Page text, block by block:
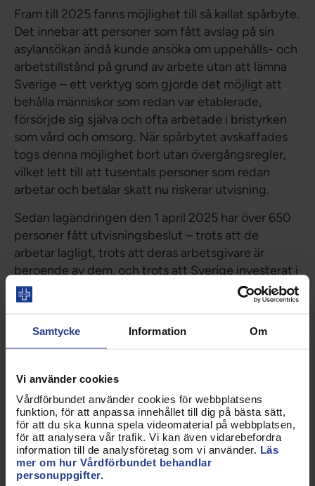
Samtycke Information Om
Vi använder cookies
Vårdförbundet använder cookies för webbplatsens
funktion, för att anpassa innehållet till dig på bästa sätt,
för att du ska kunna spela videomaterial på webbplatsen,
för att analysera vår trafik. Vi kan även vidarebefordra
information till de analysföretag som vi använder. Läs
mer om hur Vårdförbundet behandlar
personuppgifter.
Fram till 2025 fanns möjlighet till så kallat spårbyte.
Det innebar att personer som fått avslag på sin
asylansökan ändå kunde ansöka om uppehålls- och
arbetstillstånd på grund av arbete utan att lämna
Sverige – ett verktyg som gjorde det möjligt att
behålla människor som redan var etablerade,
försörjde sig själva och ofta arbetade i bristyrken
som vård och omsorg. När spårbytet avskaffades
togs denna möjlighet bort utan övergångsregler,
vilket lett till att tusentals personer som redan
arbetar och betalar skatt nu riskerar utvisning.
Sedan lagändringen den 1 april 2025 har över 650
personer fått utvisningsbeslut – trots att de
arbetar lagligt, trots att deras arbetsgivare är
beroende av dem, och trots att Sverige investerat i
deras utbildning och etablering.
att lagen ska slå mot kriminella. Vi är helt överens
med regeringen om att vi ska ha regelverk som
dumpa löner och utsätta människor från andra
delar av världen för orimliga arbetsförhållanden.
Men det kan göras utan att reglerna slår mot
medarbetare som sköter sitt jobb och bidrar till
samhället.